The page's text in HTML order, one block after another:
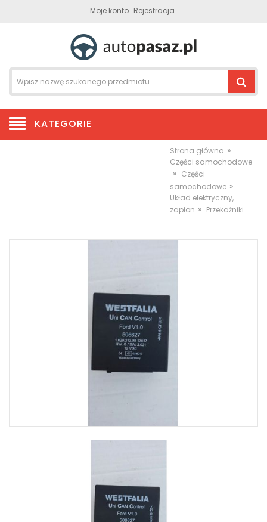
Moje konto Rejestracja
KATEGORIE
Strona główna »
Części samochodowe
» Części
samochodowe »
Układ elektryczny,
zapłon » Przekaźniki